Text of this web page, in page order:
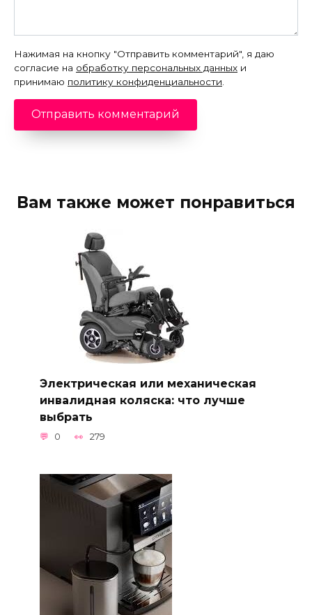
Нажимая на кнопку "Отправить комментарий", я даю
согласие на обработку персональных данных и
принимаю политику конфиденциальности
Вам также может понравиться
Электрическая или механическая
инвалидная коляска: что лучше
выбрать
0 279